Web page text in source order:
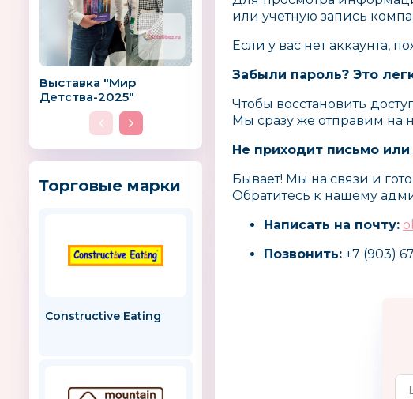
Выставка "Мир
Детства-2025"
Торговые марки
Constructive Eating
или учетную запись
Если у вас нет аккаунта,
Забыли пароль? Это
Чтобы восстановить
Мы сразу же отправим на
Не приходит письмо
Бывает! Мы на связи и
Обратитесь к нашему
Написать на почту:
Позвонить: +7 (903)